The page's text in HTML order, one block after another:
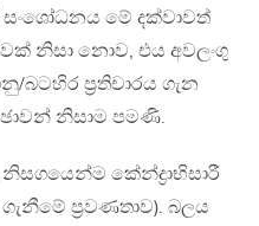
මේ දක්වාවත්
නිසා නොව, එය අවලංගු
ප‍්‍රතිචාරය ගැන
නිසාම පමණි.
නිසගයෙන්ම කේන්ද්‍රාභිසාරී
ප‍්‍රවණතාව). බලය